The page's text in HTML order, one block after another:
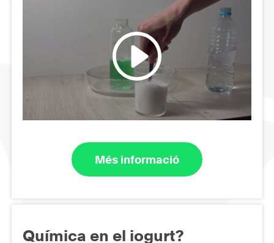
Més informació
Química en el iogurt?